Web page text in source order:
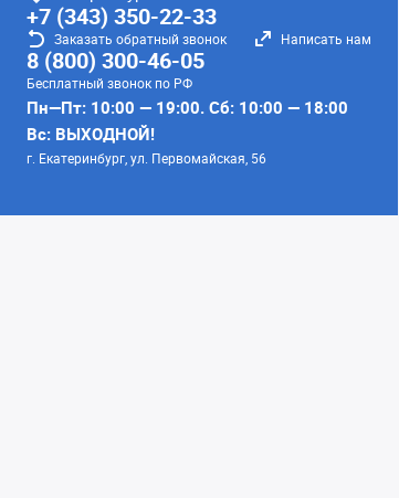
+7 (343) 350-22-33
Заказать обратный звонок Написать нам
8 (800) 300-46-05
Бесплатный звонок по РФ
Пн—Пт: 10:00 — 19:00. Сб: 10:00 — 18:00
Вс: ВЫХОДНОЙ!
г. Екатеринбург, ул. Первомайская, 56